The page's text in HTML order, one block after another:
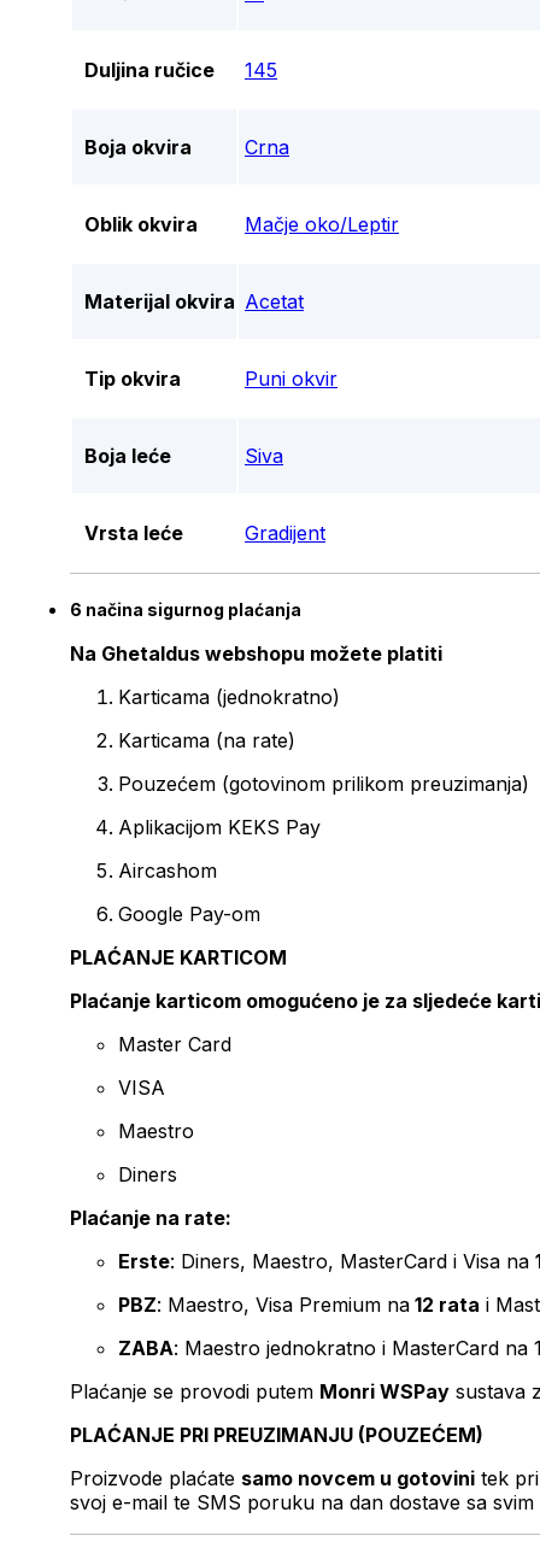
Duljina ručice 145
Boja okvira Crna
Oblik okvira Mačje oko/Leptir
Materijal okvira Acetat
Tip okvira Puni okvir
Boja leće Siva
Vrsta leće Gradijent
6 načina sigurnog plaćanja
Na Ghetaldus webshopu možete platiti
Karticama (jednokratno)
Karticama (na rate)
Pouzećem (gotovinom prilikom preuzimanja)
Aplikacijom KEKS Pay
Aircashom
Google Pay-om
PLAĆANJE KARTICOM
Plaćanje karticom omogućeno je za sljedeće
Master Card
VISA
Maestro
Diners
Plaćanje na rate:
Erste: Diners, Maestro, MasterCard i Visa na
PBZ: Maestro, Visa Premium na 12 rata i
ZABA: Maestro jednokratno i MasterCard na
Plaćanje se provodi putem Monri WSPay sustava
PLAĆANJE PRI PREUZIMANJU (POUZEĆEM)
Proizvode plaćate samo novcem u gotovini tek
svoj e-mail te SMS poruku na dan dostave sa svim